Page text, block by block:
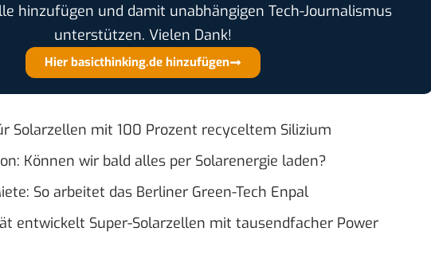
hinzufügen und damit unabhängigen Tech-Journalismus
unterstützen. Vielen Dank!
Hier basicthinking.de hinzufügen
Solarzellen mit 100 Prozent recyceltem Silizium
Können wir bald alles per Solarenergie laden?
So arbeitet das Berliner Green-Tech Enpal
entwickelt Super-Solarzellen mit tausendfacher Power